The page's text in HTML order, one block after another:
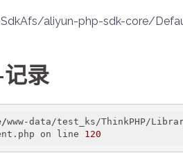
aliyun-php-sdk-core/
录
www-data/test_ks/ThinkPHP/
on line 120